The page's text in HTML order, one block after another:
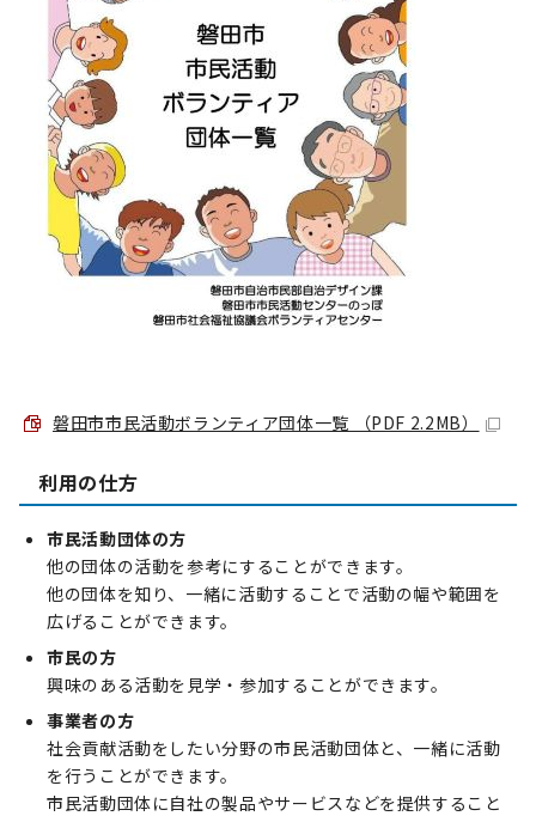
磐田市市民活動ボランティア団体一覧 （PDF 2.2MB）
利用の仕方
市民活動団体の方
他の団体の活動を参考にすることができます。
他の団体を知り、一緒に活動することで活動の幅や範囲を
広げることができます。
市民の方
興味のある活動を見学・参加することができます。
事業者の方
社会貢献活動をしたい分野の市民活動団体と、一緒に活動
を行うことができます。
市民活動団体に自社の製品やサービスなどを提供すること